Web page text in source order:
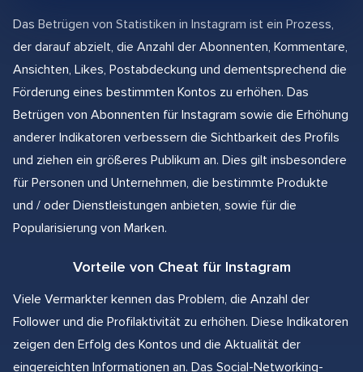
Das Betrügen von Statistiken in Instagram ist ein Prozess,
der darauf abzielt, die Anzahl der Abonnenten, Kommentare,
Ansichten, Likes, Postabdeckung und dementsprechend die
Förderung eines bestimmten Kontos zu erhöhen. Das
Betrügen von Abonnenten für Instagram sowie die Erhöhung
anderer Indikatoren verbessern die Sichtbarkeit des Profils
und ziehen ein größeres Publikum an. Dies gilt insbesondere
für Personen und Unternehmen, die bestimmte Produkte
und / oder Dienstleistungen anbieten, sowie für die
Popularisierung von Marken.
Vorteile von Cheat für Instagram
Viele Vermarkter kennen das Problem, die Anzahl der
Follower und die Profilaktivität zu erhöhen. Diese Indikatoren
zeigen den Erfolg des Kontos und die Aktualität der
eingereichten Informationen an. Das Social-Networking-